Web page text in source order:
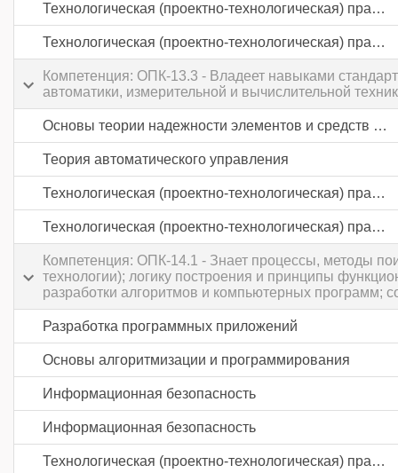
Технологическая (проектно-технологическая) практика
Технологическая (проектно-технологическая) практика
Компетенция: ОПК-13.3 - Владеет навыками
автоматики, измерительной и вычислительной
Основы теории надежности элементов и средств автоматики
Теория автоматического управления
Технологическая (проектно-технологическая) практика
Технологическая (проектно-технологическая) практика
Компетенция: ОПК-14.1 - Знает процессы, методы
технологии); логику построения и принципы
разработки алгоритмов и компьютерных программ;
Разработка программных приложений
Основы алгоритмизации и программирования
Информационная безопасность
Информационная безопасность
Технологическая (проектно-технологическая) практика